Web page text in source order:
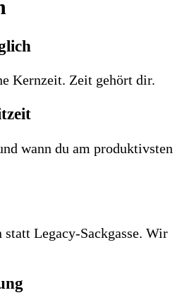
Kernzeit. Zeit gehört dir.
wann du am produktivsten
Legacy-Sackgasse. Wir